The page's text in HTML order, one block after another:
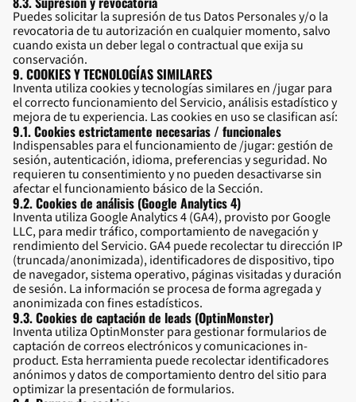
Puedes solicitar la supresión de tus Datos Personales y/o la
revocatoria de tu autorización en cualquier momento, salvo
cuando exista un deber legal o contractual que exija su
conservación.
9. COOKIES Y TECNOLOGÍAS SIMILARES
Inventa utiliza cookies y tecnologías similares en /jugar para
el correcto funcionamiento del Servicio, análisis estadístico y
mejora de tu experiencia. Las cookies en uso se clasifican así:
9.1. Cookies estrictamente necesarias / funcionales
Indispensables para el funcionamiento de /jugar: gestión de
sesión, autenticación, idioma, preferencias y seguridad. No
requieren tu consentimiento y no pueden desactivarse sin
afectar el funcionamiento básico de la Sección.
9.2. Cookies de análisis (Google Analytics 4)
Inventa utiliza Google Analytics 4 (GA4), provisto por Google
LLC, para medir tráfico, comportamiento de navegación y
rendimiento del Servicio. GA4 puede recolectar tu dirección IP
(truncada/anonimizada), identificadores de dispositivo, tipo
de navegador, sistema operativo, páginas visitadas y duración
de sesión. La información se procesa de forma agregada y
anonimizada con fines estadísticos.
9.3. Cookies de captación de leads (OptinMonster)
Inventa utiliza OptinMonster para gestionar formularios de
captación de correos electrónicos y comunicaciones in-
product. Esta herramienta puede recolectar identificadores
anónimos y datos de comportamiento dentro del sitio para
optimizar la presentación de formularios.